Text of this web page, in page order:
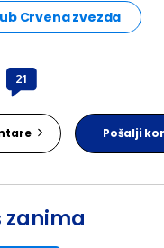
Crvena zvezda
21
Pošalji
zanima